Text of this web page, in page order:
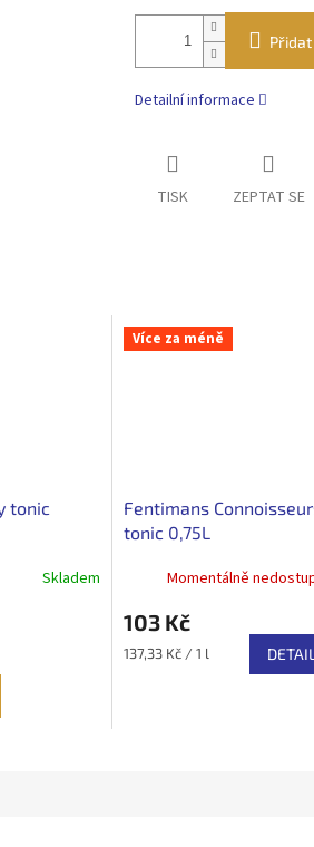
Detailní informace
TISK ZEPTAT SE
tonic
Skladem
Více za méně
Fentimans
tonic 0,75L
Momentálně
103 Kč
Měrná
137,33 Kč / 1 l DETAIL